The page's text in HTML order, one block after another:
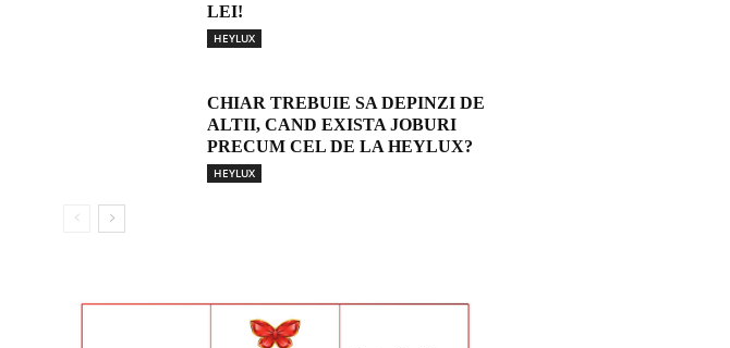
LEI!
HEYLUX
CHIAR TREBUIE SA DEPINZI DE
ALTII, CAND EXISTA JOBURI
PRECUM CEL DE LA HEYLUX?
HEYLUX